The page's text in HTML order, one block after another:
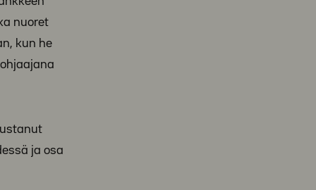
nuoret
kun he
ja osa